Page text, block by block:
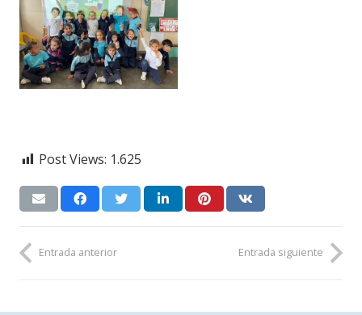
Post Views: 1.625
Entrada anterior Entrada siguiente